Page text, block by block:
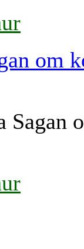
om
Sagan